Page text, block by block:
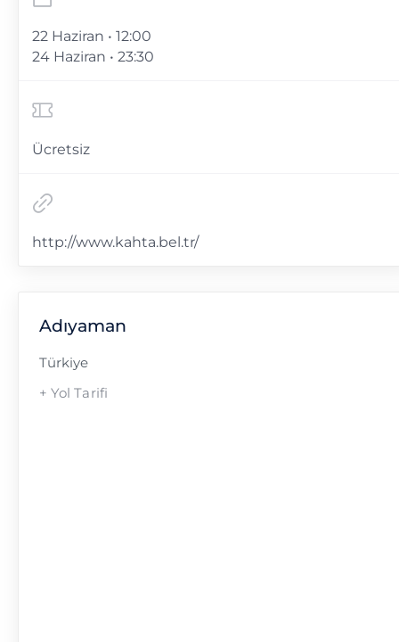
22 Haziran • 12:00
24 Haziran • 23:30
Ücretsiz
http://www.kahta.bel.tr/
Adıyaman
Türkiye
+ Yol Tarifi